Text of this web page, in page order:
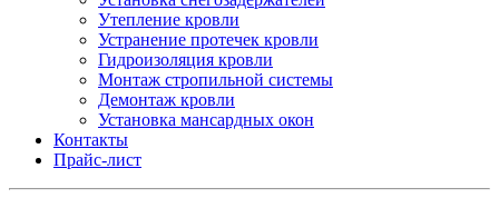
Утепление кровли
Устранение протечек кровли
Гидроизоляция кровли
Монтаж стропильной системы
Демонтаж кровли
Установка мансардных окон
Контакты
Прайс-лист